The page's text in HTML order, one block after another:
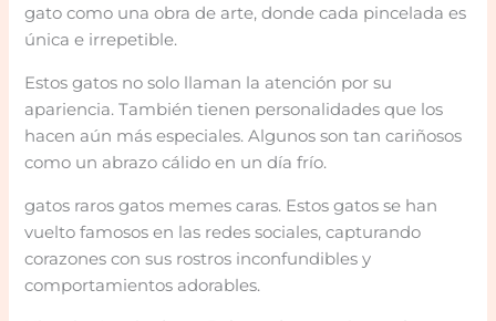
gato como una obra de arte, donde cada pincelada es
única e irrepetible.
Estos gatos no solo llaman la atención por su
apariencia. También tienen personalidades que los
hacen aún más especiales. Algunos son tan cariñosos
como un abrazo cálido en un día frío.
gatos raros gatos memes caras. Estos gatos se han
vuelto famosos en las redes sociales, capturando
corazones con sus rostros inconfundibles y
comportamientos adorables.